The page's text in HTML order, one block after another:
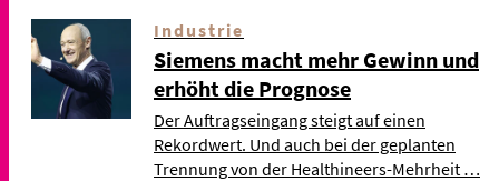
Industrie
Siemens macht mehr Gewinn und
erhöht die Prognose
Der Auftragseingang steigt auf einen
Rekordwert. Und auch bei der geplanten
Trennung von der Healthineers-Mehrheit …